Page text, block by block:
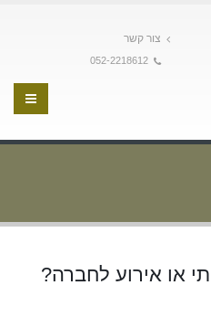
צור קשר
052-2218612
או אירוע לחברה?